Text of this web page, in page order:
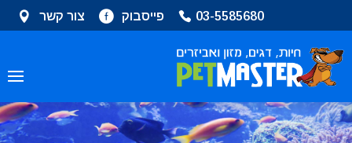
בְּאֲתָר
זֶה
מֻפְעֶלֶת
נָגִישׁ
בִּקְלִיק
03-5585680 פייסבוק צור קשר